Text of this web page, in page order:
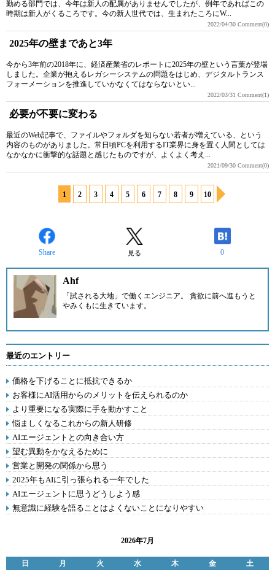
勤める部門では、今年は新人の配属がありませんでしたが、例年であればこの
時期は新人がくるころです。今の新人世代では、生まれたころにW...
2022/04/30 Comment(0)
2025年の壁まであと3年
今から3年前の2018年に、経済産業省のレポートに2025年の壁という言葉が登場
しました。企業が抱えるレガシーシステムの問題をはじめ、デジタルトランス
フォーメーションを推進していかなくてはならないとい...
2022/03/31 Comment(1)
必要が不要に変わる
最近のWeb記事で、ファイルやフォルダを知らない若者が増えている、という
内容のものがありました。常日頃PCを利用するIT業界に身を置く人間としては
なかなかに衝撃的な話題と感じたものですが、よくよく考え...
2021/09/30 Comment(0)
1 2 3 4 5 6 7 8 9 10
Share 見る 0
Ahf
「試される大地」で働くエンジニア。 貪欲に前へ進もうと
やみくもに生きています。
最近のエントリー
価格を下げることに抵抗できるか
お客様にAI活用からのメリットを伝えられるのか
より重要になる実際に手を動かすこと
悩ましくなるこれからの新人研修
AIエージェントとの向き合い方
望む異動をかなえるために
営業と開発の関係から思う
2025年もAIに引っ張られる一年でした
AIエージェントに思うどうしよう感
無意識に経験を語ることはよくないことになりやすい
2026年7月
日 月 火 水 木 金
土